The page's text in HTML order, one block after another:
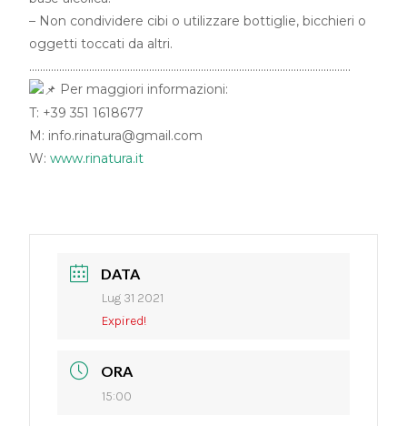
– Non condividere cibi o utilizzare bottiglie, bicchieri o
oggetti toccati da altri.
……………………………………………………………………………………………………….
Per maggiori informazioni:
T: +39 351 1618677
M: info.rinatura@gmail.com
W:www.rinatura.it
DATA
Lug 31 2021
Expired!
ORA
15:00